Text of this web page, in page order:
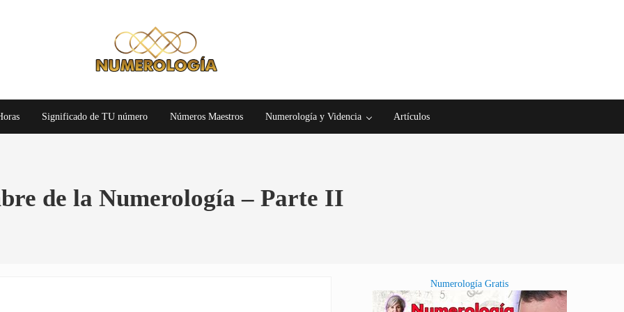
Significado de TU número Números Maestros Numerología y Videncia Artículos
de la Numerología – Parte II
SidebarNumerología Gratis